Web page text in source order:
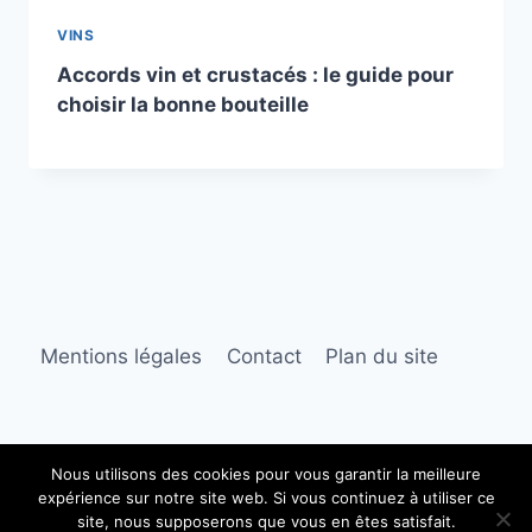
VINS
Accords vin et crustacés : le guide pour
choisir la bonne bouteille
Mentions légales Contact Plan du site
© 2026 La cave du Vincin
Nous utilisons des cookies pour vous garantir la meilleure
expérience sur notre site web. Si vous continuez à utiliser ce
site, nous supposerons que vous en êtes satisfait.